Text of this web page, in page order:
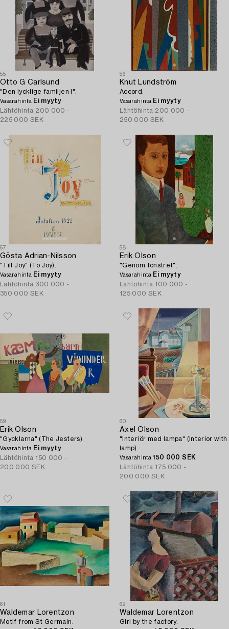
55
Otto G Carlsund
"Den lycklige familjen I".
Vasarahinta Ei myyty
Lähtöhinta 200 000 -
225 000 SEK
56
Knut Lundström
Accord.
Vasarahinta Ei myyty
Lähtöhinta 200 000 -
250 000 SEK
57
Gösta Adrian-Nilsson
"Till Joy" (To Joy).
Vasarahinta Ei myyty
Lähtöhinta 300 000 -
350 000 SEK
58
Erik Olson
"Genom fönstret".
Vasarahinta Ei myyty
Lähtöhinta 100 000 -
125 000 SEK
59
Erik Olson
"Gycklarna" (The Jesters).
Vasarahinta Ei myyty
Lähtöhinta 150 000 -
200 000 SEK
60
Axel Olson
"Interiör med lampa" (Interior with
lamp).
Vasarahinta150 000 SEK
Lähtöhinta 175 000 -
200 000 SEK
61
Waldemar Lorentzon
Motif from St Germain.
62
Waldemar Lorentzon
Girl by the factory.